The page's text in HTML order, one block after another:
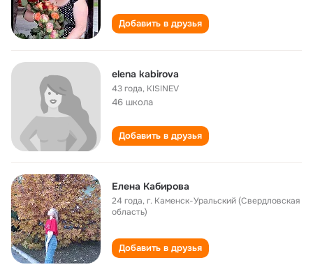
Добавить в друзья
elena kabirova
43 года, KISINEV
46 школа
Добавить в друзья
Елена Кабирова
24 года,г. Каменск-Уральский (Свердловская
область)
Добавить в друзья